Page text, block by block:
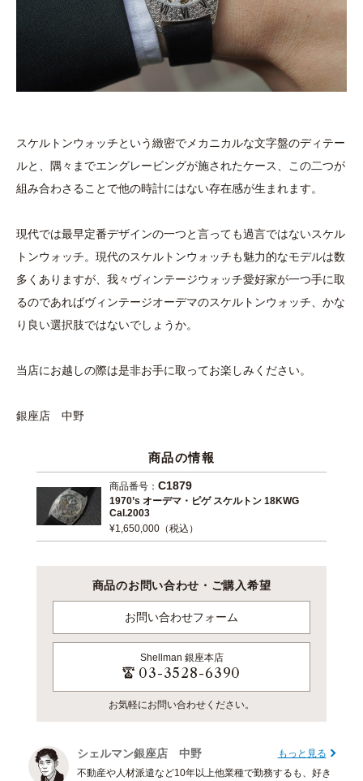
スケルトンウォッチという緻密でメカニカルな文字盤のディテー
ルと、隅々までエングレービングが施されたケース、この二つが
組み合わさることで他の時計にはない存在感が生まれます。
現代では最早定番デザインの一つと言っても過言ではないスケル
トンウォッチ。現代のスケルトンウォッチも魅力的なモデルは数
多くありますが、我々ヴィンテージウォッチ愛好家が一つ手に取
るのであればヴィンテージオーデマのスケルトンウォッチ、かな
り良い選択肢ではないでしょうか。
当店にお越しの際は是非お手に取ってお楽しみください。
銀座店 中野
商品の情報
商品番号： C1879
1970’s オーデマ・ピゲ スケルトン 18KWG
Cal.2003
¥1,650,000（税込）
商品のお問い合わせ・ご購入希望
お問い合わせフォーム
Shellman 銀座本店
03-3528-6390
お気軽にお問い合わせください。
シェルマン銀座店 中野
もっと見る
不動産や人材派遣など10年以上他業種で勤務するも、好き